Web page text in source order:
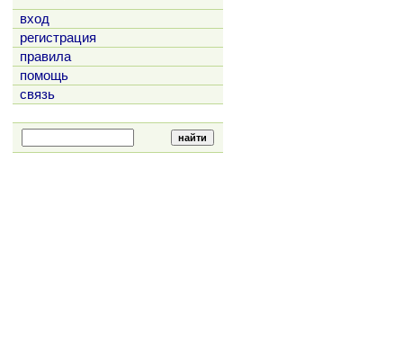
вход
регистрация
правила
помощь
связь